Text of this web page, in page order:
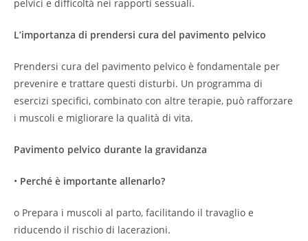
pelvici e difficoltà nei rapporti sessuali.
L’importanza di prendersi cura del pavimento pelvico
Prendersi cura del pavimento pelvico è fondamentale per
prevenire e trattare questi disturbi. Un programma di
esercizi specifici, combinato con altre terapie, può rafforzare
i muscoli e migliorare la qualità di vita.
Pavimento pelvico durante la gravidanza
• Perché è importante allenarlo?
o Prepara i muscoli al parto, facilitando il travaglio e
riducendo il rischio di lacerazioni.